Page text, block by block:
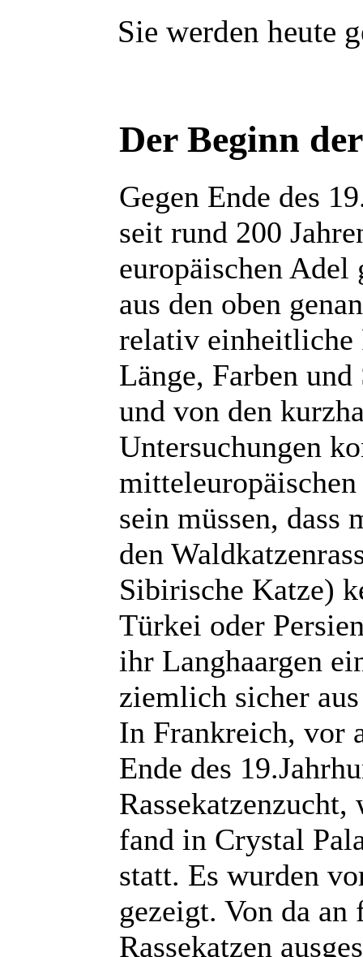
Sie werden heute
Der Beginn
Gegen Ende des
seit rund 200
europäischen
aus den oben
relativ einheitliche
Länge, Farben
und von den
Untersuchungen
sein müssen, dass
den
Sibirische Katze)
Türkei oder
ihr Langhaargen
ziemlich sicher
In Frankreich, vor
Ende des
fand in Crystal
statt. Es wurden
gezeigt. Von da
Rassekatzen